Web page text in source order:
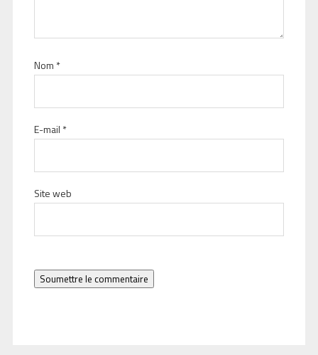
Nom *
E-mail *
Site web
Soumettre le commentaire